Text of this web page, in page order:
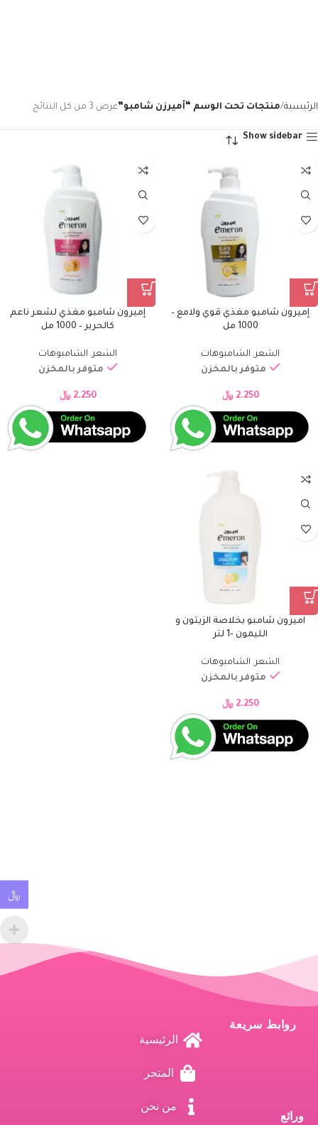
الرئيسية منتجات تحت الوسم “أميرزن شامبو”عرض ⁦3⁩ من كل النتائج
Show sidebar
إميرون شامبو مغذي قوي ولامع –
1000 مل
الشعر , الشامبوهات
متوفر بالمخزن
2.250 ﷼
إميرون شامبو مغذي لشعر ناعم
كالحرير – 1000 مل
الشعر , الشامبوهات
متوفر بالمخزن
2.250 ﷼
اميرون شامبو بخلاصة الزيتون و
الليمون -1 لتر
الشعر, الشامبوهات
متوفر بالمخزن
2.250 ﷼
ورائع
روابط سريعة
الرئيسية
المتجر
من نحن
﷼